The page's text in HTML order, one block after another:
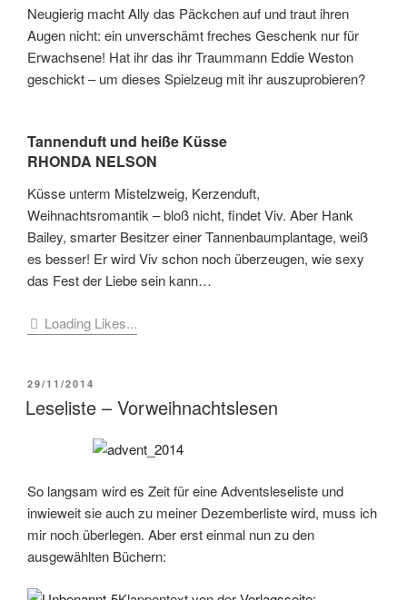
das Fest der Liebe sein kann…
Loading Likes...
AM
Leseliste – Vorweihnachtslesen
So langsam wird es Zeit für eine Adventsleseliste und
inwieweit sie auch zu meiner Dezemberliste wird, muss ich
mir noch überlegen. Aber erst einmal nun zu den
Seit Bob da ist, hat sich mein Leben sehr verändert. Ich war
ein obdachloser Straßenmusiker ohne Perspektive und
Nun stehe ich wieder mit zwei Beinen auf der Erde, ich
nicht, was die Zukunft bringen wird. Ich brauche wohl
immer noch Unterstützung, um auf meinem Weg zu
bleiben. Zum Glück steht mir Bob mit seiner Freundschaft
und seiner Klugheit zur Seite.